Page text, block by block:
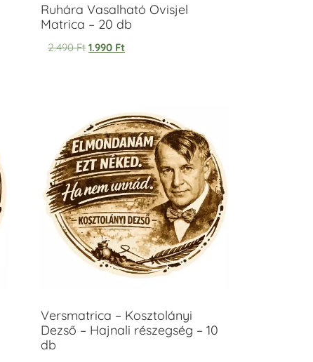
Ruhára Vasalható Ovisjel
Matrica – 20 db
2.490Ft 1.990 Ft
Versmatrica – Kosztolányi
Dezső – Hajnali részegség – 10
db